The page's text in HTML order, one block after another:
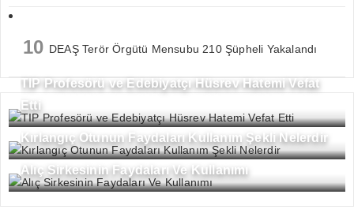
10 DEAŞ Terör Örgütü Mensubu 210 Şüpheli Yakalandı
TIP Profesörü ve Edebiyatçı Hüsrev Hatemi Vefat
Etti
Kırlangıç Otunun Faydaları Kullanım Şekli Nelerdir
Alıç Sirkesinin Faydaları Ve Kullanımı